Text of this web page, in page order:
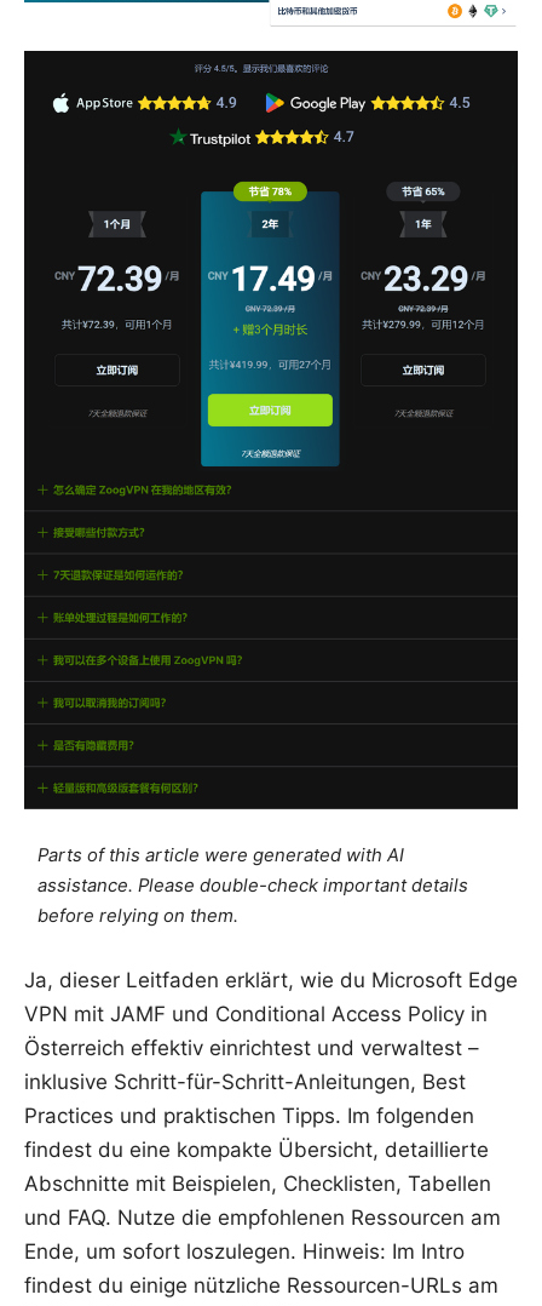
Parts of this article were generated with AI
assistance. Please double-check important details
before relying on them.
Ja, dieser Leitfaden erklärt, wie du Microsoft Edge
VPN mit JAMF und Conditional Access Policy in
Österreich effektiv einrichtest und verwaltest –
inklusive Schritt-für-Schritt-Anleitungen, Best
Practices und praktischen Tipps. Im folgenden
findest du eine kompakte Übersicht, detaillierte
Abschnitte mit Beispielen, Checklisten, Tabellen
und FAQ. Nutze die empfohlenen Ressourcen am
Ende, um sofort loszulegen. Hinweis: Im Intro
findest du einige nützliche Ressourcen-URLs am